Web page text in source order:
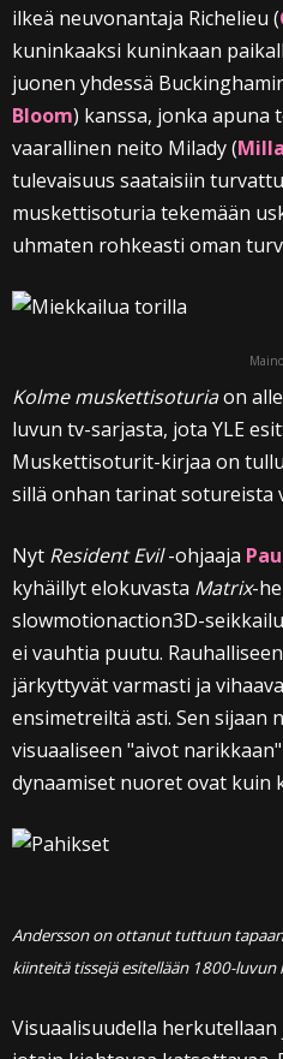
ilkeä neuvonantaja Richelieu (
kuninkaaksi kuninkaan
juonen yhdessä
Bloom) kanssa, jonka apuna
vaarallinen neito Milady (
tulevaisuus saataisiin
muskettisoturia tekemään
uhmaten rohkeasti oman
Kolme muskettisoturiaon
luvun tv-sarjasta, jota YLE
Muskettisoturit-kirjaa on
sillä onhan tarinat sotureista
Nyt Resident Evil-ohjaaja
kyhäillyt elokuvasta Matrix-
slowmotionaction3D-
ei vauhtia puutu.
järkyttyvät varmasti ja
ensimetreiltä asti. Sen sijaan
visuaaliseen "aivot
dynaamiset nuoret ovat kuin
Andersson on ottanut tuttuun
kiinteitä tissejä esitellään 1800-luvun
Visuaalisuudella herkutellaan